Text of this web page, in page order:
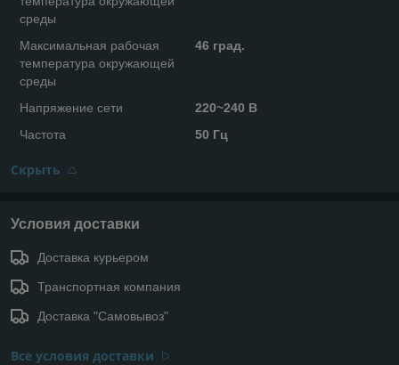
среды
Максимальная рабочая
температура окружающей
среды
46 град.
Напряжение сети
220~240 В
Частота
50 Гц
Скрыть
Условия доставки
Доставка курьером
Транспортная компания
Доставка "Самовывоз"
Все условия доставки